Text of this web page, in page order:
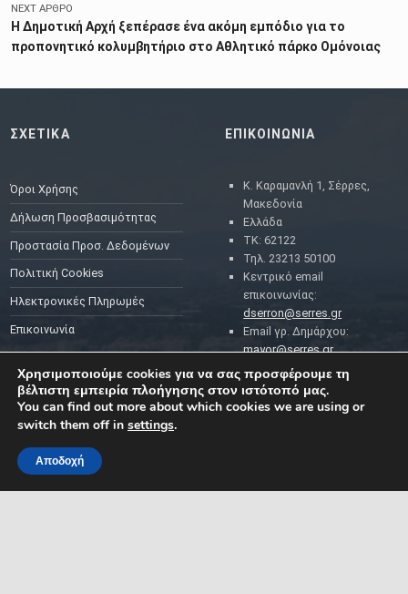
NEXT ΆΡΘΡΟ
Η Δημοτική Αρχή ξεπέρασε ένα ακόμη εμπόδιο για το
προπονητικό κολυμβητήριο στο Αθλητικό πάρκο Ομόνοιας
ΣΧΕΤΙΚΑ
Όροι Χρήσης
Δήλωση Προσβασιμότητας
Προστασία Προσ. Δεδομένων
Πολιτική Cookies
Ηλεκτρονικές Πληρωμές
Επικοινωνία
ΕΠΙΚΟΙΝΩΝΙΑ
Κ. Καραμανλή 1, Σέρρες,
Μακεδονία
Ελλάδα
ΤΚ: 62122
Τηλ. 23213 50100
Κεντρικό email
επικοινωνίας:
dserron@serres.gr
Email γρ. Δημάρχου:
mayor@serres.gr
Email DPO (Υπευθύνου
Προστασίας Δεδομένων):
dpo@serres.gr
ΡΟΗ ΕΙΔΗΣΕΩΝ
ΔΗΜΟΤΗ ΚΑΙ ΤΗΣ
Χρησιμοποιούμε cookies για να σας προσφέρουμε τη
βέλτιστη εμπειρία πλοήγησης στον ιστότοπό μας.
You can find out more about which cookies we are using or
switch them off in settings.
Αποδοχή